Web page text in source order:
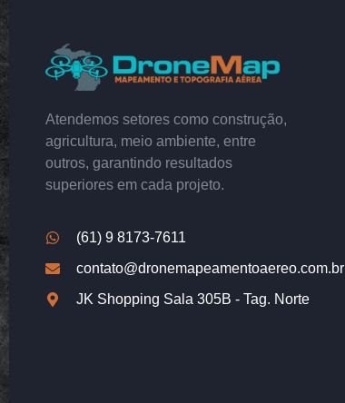
Atendemos setores como construção,
agricultura, meio ambiente, entre
outros, garantindo resultados
superiores em cada projeto.
(61) 9 8173-7611
contato@dronemapeamentoaereo.com.br
JK Shopping Sala 305B - Tag. Norte